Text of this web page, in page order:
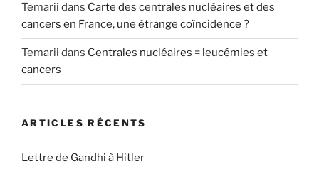
Temarii dans Carte des centrales nucléaires et des
cancers en France, une étrange coïncidence ?
Temarii dans Centrales nucléaires = leucémies et
cancers
ARTICLES RÉCENTS
Lettre de Gandhi à Hitler